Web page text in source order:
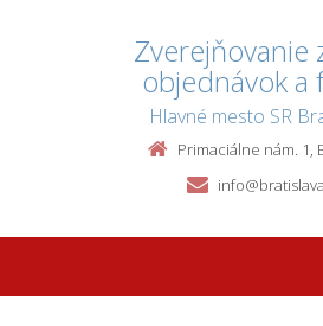
Zverejňovanie
objednávok a
Hlavné mesto SR
Primaciálne nám. 1,